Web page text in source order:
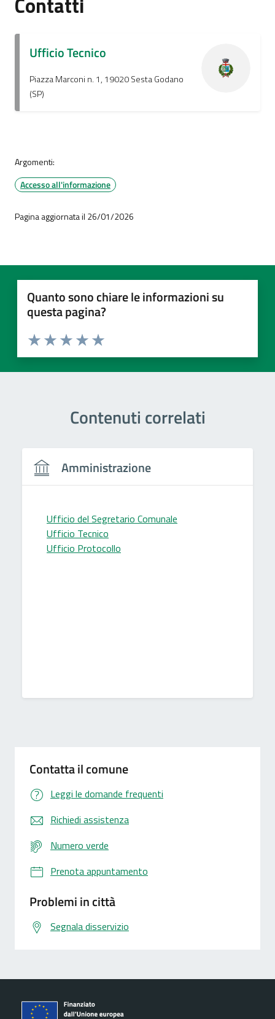
Ufficio Tecnico
Piazza Marconi n. 1, 19020 Sesta Godano
(SP)
Argomenti:
Accesso all'informazione
Pagina aggiornata il 26/01/2026
Quanto sono chiare le informazioni su
questa pagina?
Valuta 5 stelle su 5
Valuta 4 stelle su 5
Valuta 3 stelle su 5
Valuta 2 stelle su 5
Valuta 1 stelle su 5
Contenuti correlati
Amministrazione
Ufficio del Segretario Comunale
Ufficio Tecnico
Ufficio Protocollo
Contatta il comune
Leggi le domande frequenti
Richiedi assistenza
Numero verde
Prenota appuntamento
Problemi in città
Segnala disservizio